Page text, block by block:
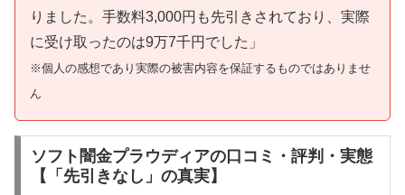
りました。手数料3,000円も先引きされており、実際
に受け取ったのは9万7千円でした」
※個人の感想であり実際の被害内容を保証するものではありませ
ん
ソフト闇金プラウディアの口コミ・評判・実態
【「先引きなし」の真実】